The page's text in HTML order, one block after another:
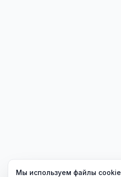
Мы используем файлы cookie